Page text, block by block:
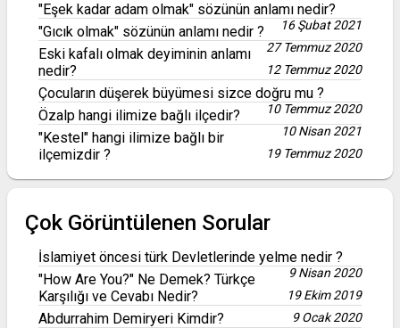
"Eşek kadar adam olmak" sözünün anlamı nedir?
16 Şubat 2021
"Gıcık olmak" sözünün anlamı nedir ?
27 Temmuz 2020
Eski kafalı olmak deyiminin anlamı
nedir?
12 Temmuz 2020
Çocuların düşerek büyümesi sizce doğru mu ?
10 Temmuz 2020
Özalp hangi ilimize bağlı ilçedir?
10 Nisan 2021
"Kestel" hangi ilimize bağlı bir
ilçemizdir ?
19 Temmuz 2020
Çok Görüntülenen Sorular
İslamiyet öncesi türk Devletlerinde yelme nedir ?
9 Nisan 2020
"How Are You?" Ne Demek? Türkçe
Karşılığı ve Cevabı Nedir?
19 Ekim 2019
Abdurrahim Demiryeri Kimdir? 9 Ocak 2020